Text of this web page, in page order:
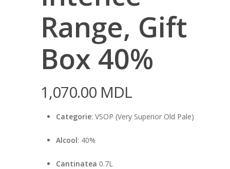
Range, Gift
Box 40%
1,070.00 MDL
Categorie: VSOP (Very Superior Old Pale)
Alcool: 40%
Cantinatea 0.7L